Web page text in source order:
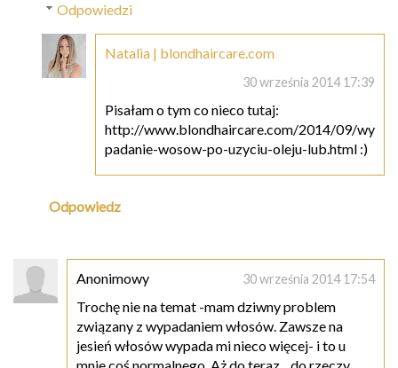
Odpowiedzi
Natalia | blondhaircare.com
30 września 2014 17:39
Pisałam o tym co nieco tutaj:
http://www.blondhaircare.com/2014/09/wy
padanie-wosow-po-uzyciu-oleju-lub.html :)
Odpowiedz
Anonimowy 30 września 2014 17:54
Trochę nie na temat -mam dziwny problem
związany z wypadaniem włosów. Zawsze na
jesień włosów wypada mi nieco więcej- i to u